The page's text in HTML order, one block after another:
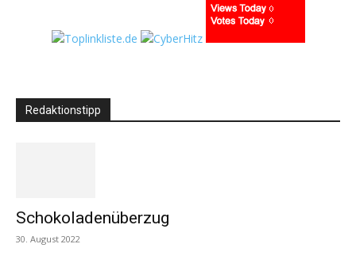
Redaktionstipp
Schokoladenüberzug
30. August 2022